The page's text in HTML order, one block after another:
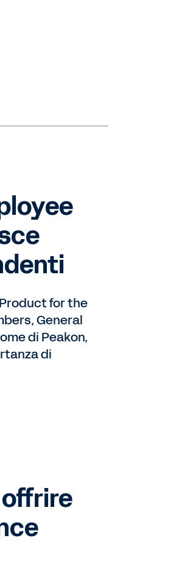
for the
General
di Peakon,
di
offrire